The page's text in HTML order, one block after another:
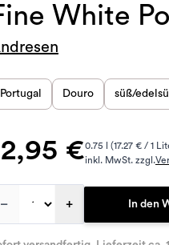
White
Portugal Douro süß/
€0.75 l (17.27 € / 1
inkl. MwSt. zzgl.
– + In den